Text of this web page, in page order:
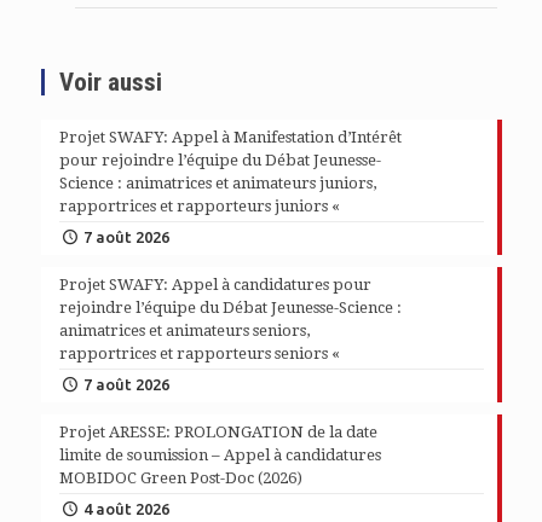
Voir aussi
Projet SWAFY: Appel à Manifestation d’Intérêt
pour rejoindre l’équipe du Débat Jeunesse-
Science : animatrices et animateurs juniors,
rapportrices et rapporteurs juniors «
7 août 2026
Projet SWAFY: Appel à candidatures pour
rejoindre l’équipe du Débat Jeunesse-Science :
animatrices et animateurs seniors,
rapportrices et rapporteurs seniors «
7 août 2026
Projet ARESSE: PROLONGATION de la date
limite de soumission – Appel à candidatures
MOBIDOC Green Post-Doc (2026)
4 août 2026